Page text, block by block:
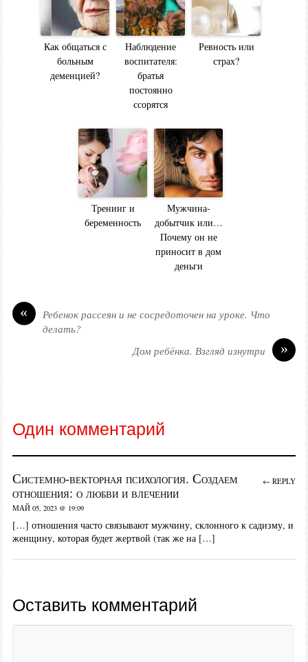
Как общаться с
больным
деменцией?
Наблюдение
воспитателя:
братья
постоянно
ссорятся
Ревность или
страх?
Тренинг и
беременность
Мужчина-
добытчик или…
Почему он не
приносит в дом
деньги
«
Ребенок рассеян и не сосредоточен на уроке. Что
делать?
»
Дом ребёнка. Взгляд изнутри
Один комментарий
Системно-векторная психология. Создаем
отношения: о любви и влечении
МАЙ 05, 2023 @ 19:09
[…] отношения часто связывают мужчину, склонного к садизму, и
женщину, которая будет жертвой (так же на […]
← REPLY
Оставить комментарий